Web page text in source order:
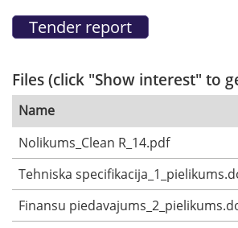
Files (click "Show interest" to
Name
Nolikums_Clean R_14.pdf
Tehniska
Finansu